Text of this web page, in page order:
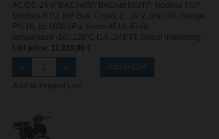
AC/DC 24 V, BACnet/IP, BACnet MS/TP, Modbus TCP,
Modbus RTU, MP-Bus, Cloud, 2...10 V, DN 150, Flange,
PN 16, ps 1600 kPa, Vnom 45 l/s, Fluid
temperature -10...120°C [14...248°F], Glycol monitoring
List price: 11.228,00 €